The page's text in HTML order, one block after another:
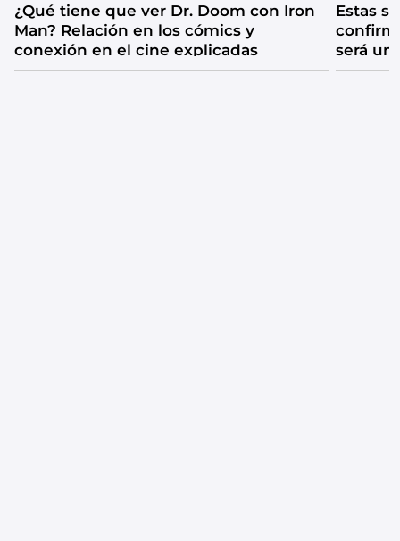
¿Qué tiene que ver Dr. Doom con Iron
Man? Relación en los cómics y
conexión en el cine explicadas
Estas
será